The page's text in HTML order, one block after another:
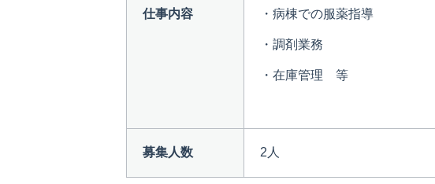
仕事内容 ・病棟での服薬指導
・調剤業務
・在庫管理 等
募集人数 2人